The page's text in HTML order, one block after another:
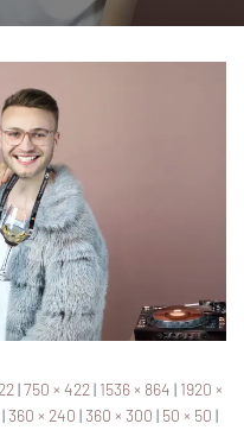
|750 × 422| 1536 × 864 | 1920 ×
|360 × 240 |360 × 300 | 50 × 50 |